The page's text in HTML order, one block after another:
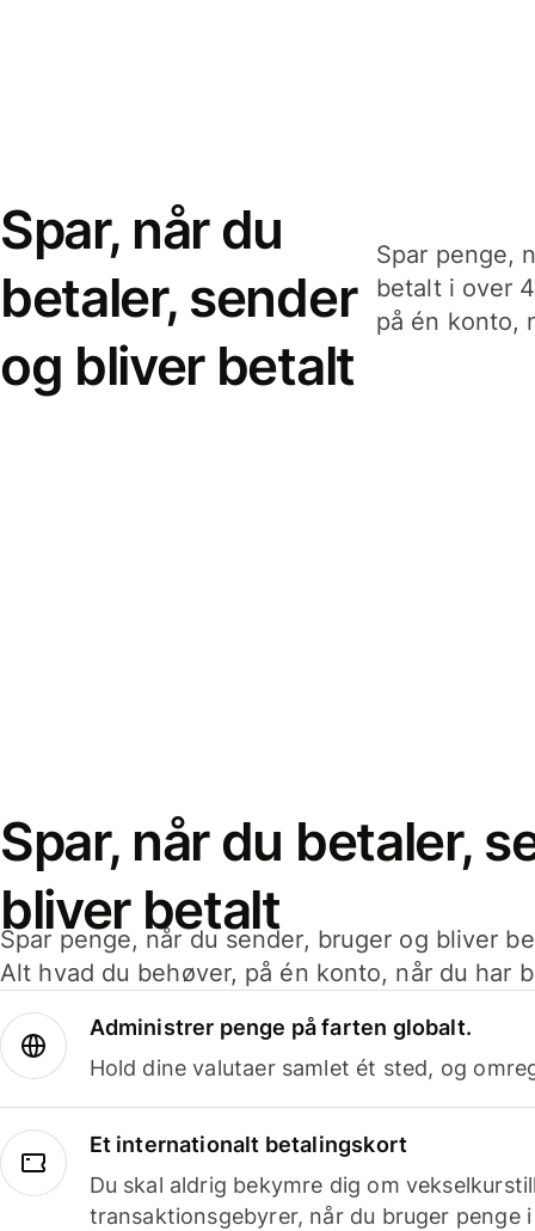
Spar, når du
betaler, sender
og bliver betalt
Spar penge,
betalt i over
på én konto,
Spar, når du betaler,
bliver betalt
Spar penge, når du sender, bruger og bliver
Alt hvad du behøver, på én konto, når du har
Administrer penge på farten globalt.
Hold dine valutaer samlet ét sted, og
Et internationalt betalingskort
Du skal aldrig bekymre dig om
transaktionsgebyrer, når du bruger penge